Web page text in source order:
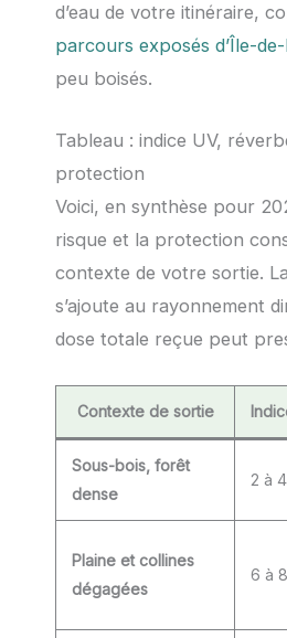
d’eau de votre itinéraire,
parcours exposés d’Île-
peu boisés.
Tableau : indice UV,
protection
Voici, en synthèse pour
risque et la protection
contexte de votre sortie.
s’ajoute au rayonnement
dose totale reçue peut
Contexte de sortie
Sous-bois, forêt
dense
2 à 4
Plaine et collines
dégagées
6 à 8